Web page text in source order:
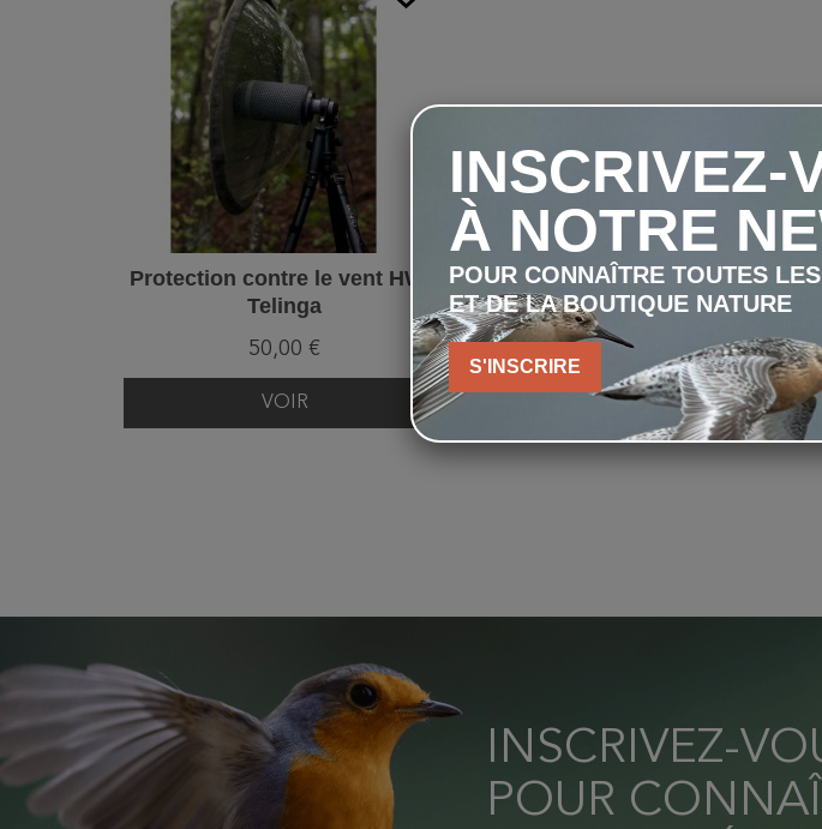
Protection contre le vent HWC
Telinga
50,00 €
VOIR
INSCRIVEZ-
POUR
INSCRIVEZ-
À NOTRE
POUR CONNAÎTRE TOUTES
ET DE LA BOUTIQUE NATURE
S'INSCRIRE